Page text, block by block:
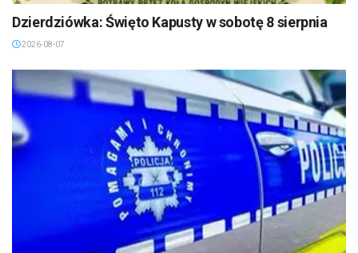
Dzierdziówka: Święto Kapusty w sobotę 8 sierpnia
2026-08-07